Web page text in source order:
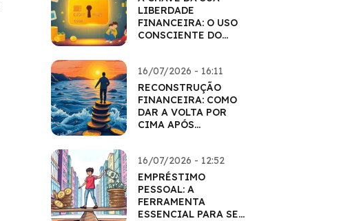
LIBERDADE
FINANCEIRA: O USO
CONSCIENTE DO
16/07/2026 - 16:11
RECONSTRUÇÃO
FINANCEIRA: COMO
DAR A VOLTA POR
CIMA APÓS
16/07/2026 - 12:52
EMPRÉSTIMO
PESSOAL: A
FERRAMENTA
ESSENCIAL PARA SEU